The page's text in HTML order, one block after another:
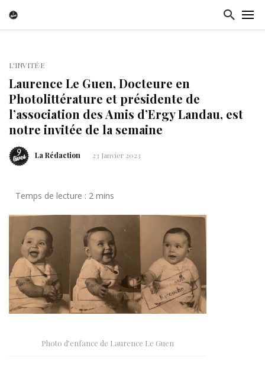
L'INVITÉ·E
Laurence Le Guen, Docteure en
Photolittérature et présidente de
l’association des Amis d’Ergy Landau, est
notre invitée de la semaine
La Rédaction 23 Janvier 2023
Photo d’enfance de Laurence Le Guen